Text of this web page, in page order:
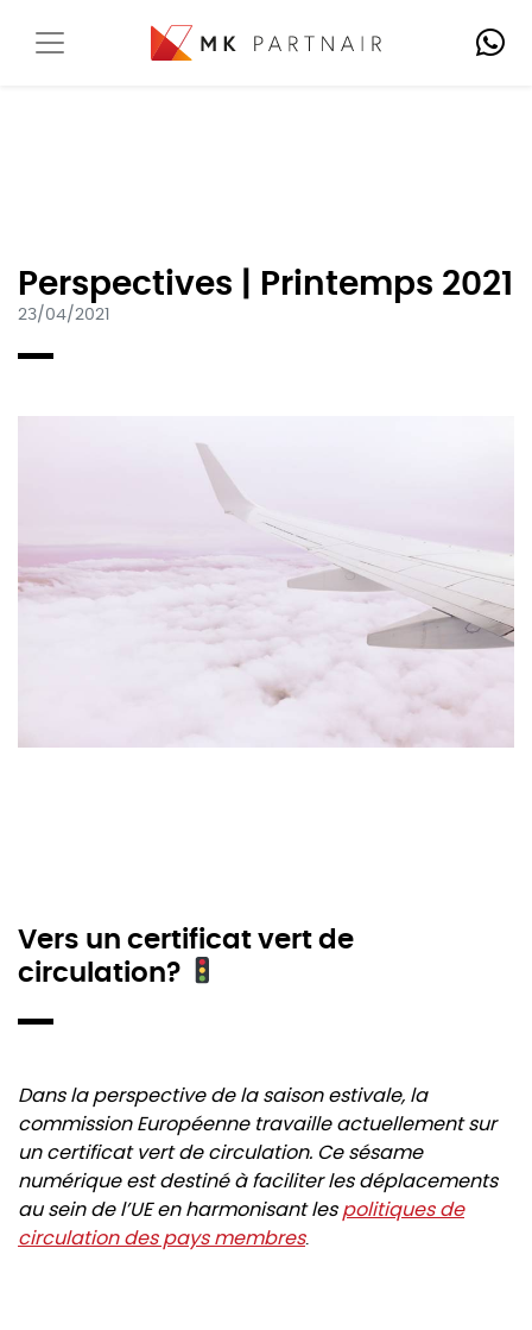
Perspectives | Printemps 2021
23/04/2021
Vers un certificat vert de
circulation?
Dans la perspective de la saison estivale, la
commission Européenne travaille actuellement sur
un certificat vert de circulation. Ce sésame
numérique est destiné à faciliter les déplacements
au sein de l’UE en harmonisant les politiques de
circulation des pays membres.